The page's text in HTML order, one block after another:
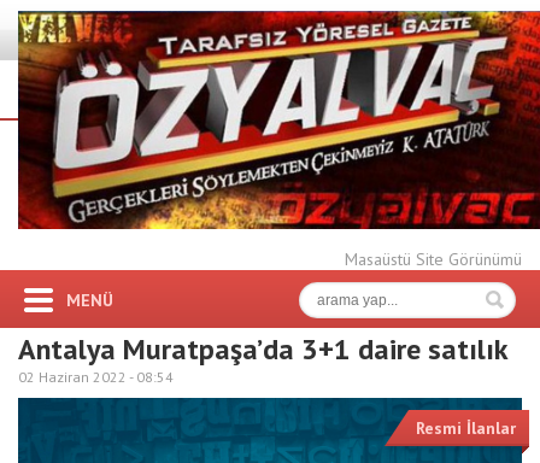
Masaüstü Site Görünümü
MENÜ
Antalya Muratpaşa’da 3+1 daire satılık
02 Haziran 2022 - 08:54
Resmi İlanlar